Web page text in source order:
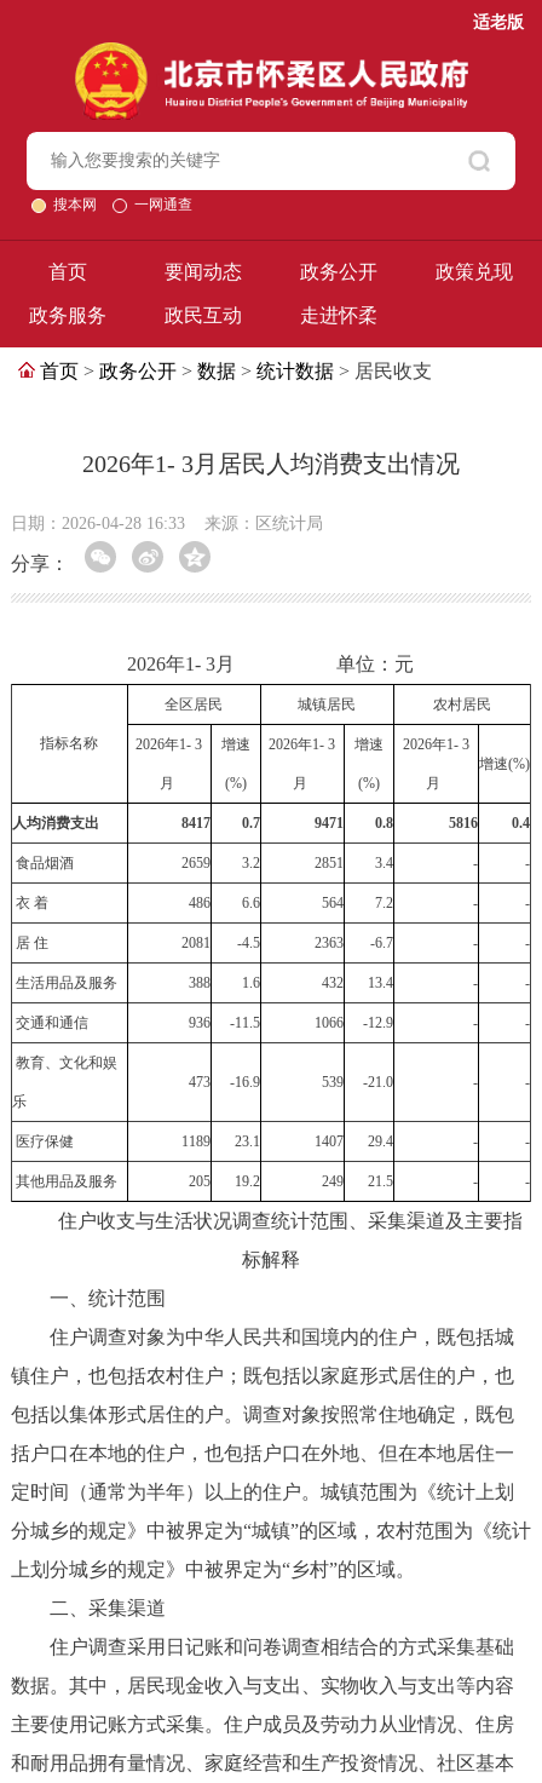
适老版
搜本网 一网通查
首页 要闻动态 政务公开 政策兑现
政务服务 政民互动 走进怀柔
首页 > 政务公开 > 数据 > 统计数据 > 居民收支
2026年1- 3月居民人均消费支出情况
日期：2026-04-28 16:33 来源：区统计局
分享：
2026年1- 3月 单位：元
指标名称
全区居民 城镇居民 农村居民
2026年1- 3
月
增速
(%)
2026年1- 3
月
增速
(%)
2026年1- 3
月
增速(%)
人均消费支出 8417 0.7 9471 0.8 5816 0.4
食品烟酒 2659 3.2 2851 3.4 - -
衣 着 486 6.6 564 7.2 - -
居 住 2081 -4.5 2363 -6.7 - -
生活用品及服务 388 1.6 432 13.4 - -
交通和通信 936 -11.5 1066 -12.9 - -
教育、文化和娱
乐
473 -16.9 539 -21.0 - -
医疗保健 1189 23.1 1407 29.4 - -
其他用品及服务 205 19.2 249 21.5 - -
住户收支与生活状况调查统计范围、采集渠道及主要指
标解释
一、统计范围
住户调查对象为中华人民共和国境内的住户，既包括城
镇住户，也包括农村住户；既包括以家庭形式居住的户，也
包括以集体形式居住的户。调查对象按照常住地确定，既包
括户口在本地的住户，也包括户口在外地、但在本地居住一
定时间（通常为半年）以上的住户。城镇范围为《统计上划
分城乡的规定》中被界定为“城镇”的区域，农村范围为《统计
上划分城乡的规定》中被界定为“乡村”的区域。
二、采集渠道
住户调查采用日记账和问卷调查相结合的方式采集基础
数据。其中，居民现金收入与支出、实物收入与支出等内容
主要使用记账方式采集。住户成员及劳动力从业情况、住房
和耐用品拥有量情况、家庭经营和生产投资情况、社区基本